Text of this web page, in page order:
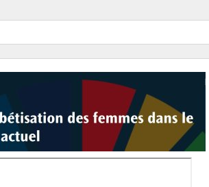
Informatique et réseaux, Electronique)
Stérilisation)
Environnementale et Propreté)
éloquence avec Francis CHENAS, de l’institut
3E : Education à l’égalité à l’école